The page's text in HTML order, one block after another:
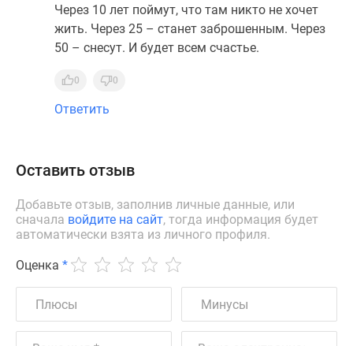
Через 10 лет поймут, что там никто не хочет
жить. Через 25 – станет заброшенным. Через
50 – снесут. И будет всем счастье.
0 0
Ответить
Оставить отзыв
Добавьте отзыв, заполнив личные данные, или
сначала войдите на сайт, тогда информация будет
автоматически взята из личного профиля.
Оценка *